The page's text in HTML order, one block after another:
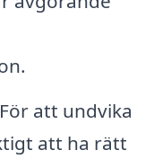
För att undvika
att ha rätt